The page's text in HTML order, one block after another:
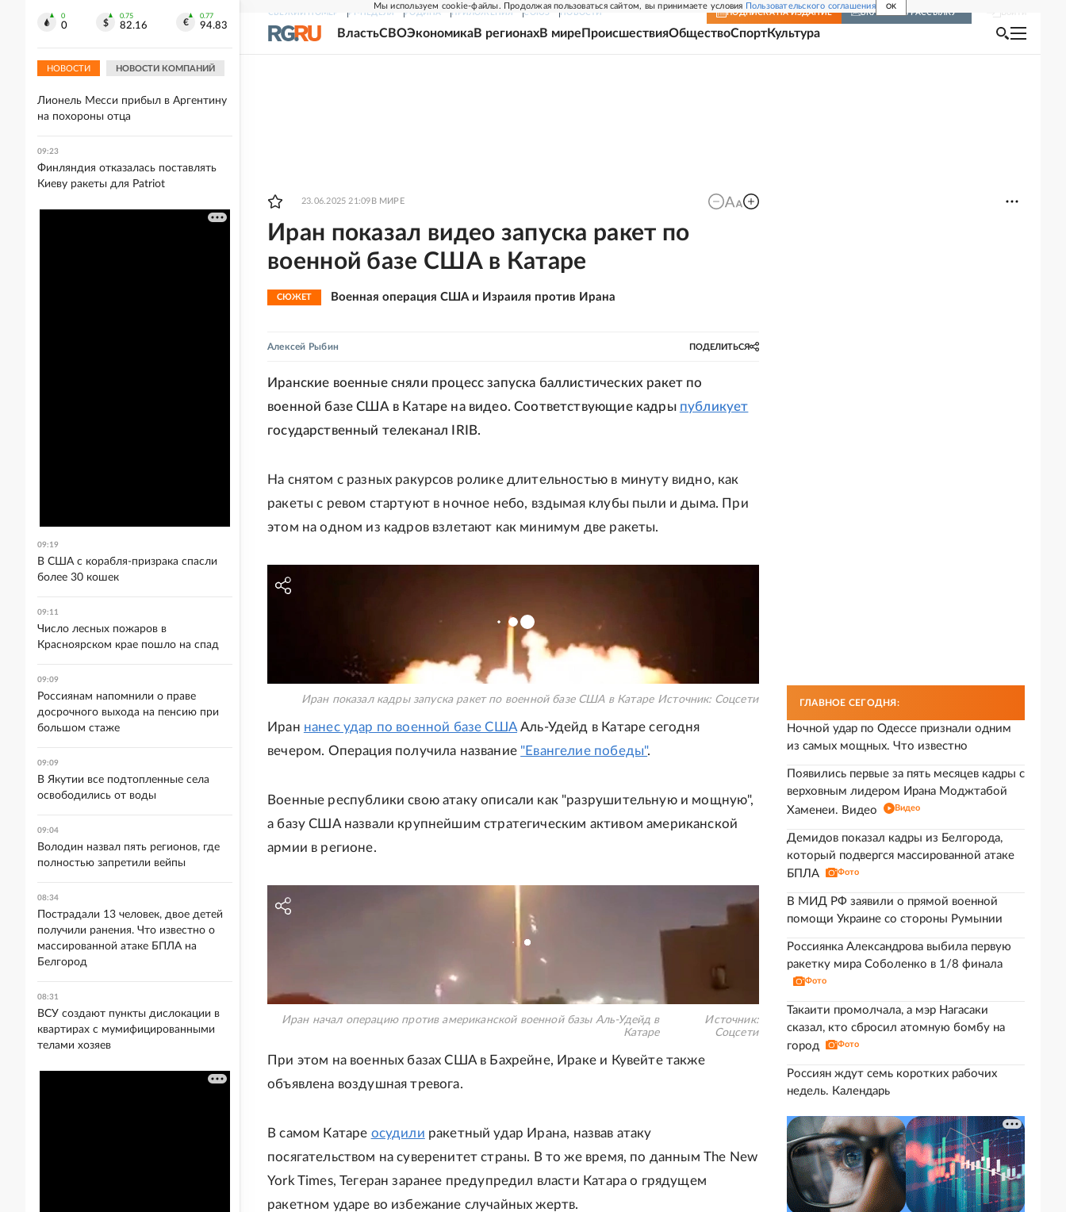
Мы используем cookie-файлы. Продолжая пользоваться сайтом, вы принимаете условия Пользовательского соглашения OK
СВЕЖИЙ НОМЕР РГ-НЕДЕЛЯ РОДИНА ПРИЛОЖЕНИЯ СОЮЗ НОВОСТИ ПОДПИСКА НА ИЗДАНИЕ ВКЛЮЧИТЬ РАССЫЛКУ
ВластьСВОЭкономикаВ регионахВ мире ПроисшествияОбществоСпортКультура
23.06.2025 21:09 В МИРЕ
Иран показал видео запуска ракет по
военной базе США в Катаре
СЮЖЕТ Военная операция США и Израиля против Ирана
Алексей Рыбин ПОДЕЛИТЬСЯ
Иранские военные сняли процесс запуска баллистических ракет по
военной базе США в Катаре на видео. Соответствующие кадры публикует
государственный телеканал IRIB.
На снятом с разных ракурсов ролике длительностью в минуту видно, как
ракеты с ревом стартуют в ночное небо, вздымая клубы пыли и дыма. При
этом на одном из кадров взлетают как минимум две ракеты.
Иран показал кадры запуска ракет по военной базе США в Катаре Источник: Соцсети
Иран нанес удар по военной базе СШААль-Удейд в Катаре сегодня
вечером. Операция получила название "Евангелие победы".
Военные республики свою атаку описали как "разрушительную и мощную",
а базу США назвали крупнейшим стратегическим активом американской
армии в регионе.
Иран начал операцию против американской военной базы Аль-Удейд в
Катаре
Источник:
Соцсети
При этом на военных базах США в Бахрейне, Ираке и Кувейте также
объявлена воздушная тревога.
В самом Катаре осудили ракетный удар Ирана, назвав атаку
посягательством на суверенитет страны. В то же время, по данным The New
York Times, Тегеран заранее предупредил власти Катара о грядущем
ракетном ударе во избежание случайных жертв.
ГЛАВНОЕ СЕГОДНЯ:
Ночной удар по Одессе признали одним
из самых мощных. Что известно
Появились первые за пять месяцев кадры с
верховным лидером Ирана Моджтабой
Хаменеи. Видео
Видео
Демидов показал кадры из Белгорода,
который подвергся массированной атаке
БПЛА
Фото
В МИД РФ заявили о прямой военной
помощи Украине со стороны Румынии
Россиянка Александрова выбила первую
ракетку мира Соболенко в 1/8 финала
Фото
Такаити промолчала, а мэр Нагасаки
сказал, кто сбросил атомную бомбу на
город
Фото
Россиян ждут семь коротких рабочих
недель. Календарь
0
0
0.75
82.16
0.77
94.83
НОВОСТИ НОВОСТИ КОМПАНИЙ
09:26
Лионель Месси прибыл в Аргентину
на похороны отца
09:23
Финляндия отказалась поставлять
Киеву ракеты для Patriot
09:19
В США с корабля-призрака спасли
более 30 кошек
09:11
Число лесных пожаров в
Красноярском крае пошло на спад
09:09
Россиянам напомнили о праве
досрочного выхода на пенсию при
большом стаже
09:09
В Якутии все подтопленные села
освободились от воды
09:04
Володин назвал пять регионов, где
полностью запретили вейпы
08:34
Пострадали 13 человек, двое детей
получили ранения. Что известно о
массированной атаке БПЛА на
Белгород
08:31
ВСУ создают пункты дислокации в
квартирах с мумифицированными
телами хозяев